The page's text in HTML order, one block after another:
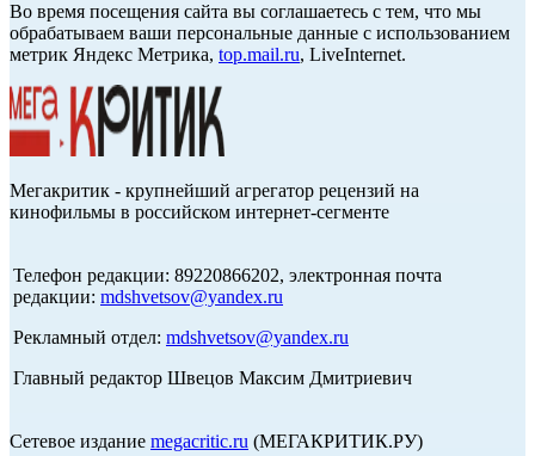
Во время посещения сайта вы соглашаетесь с тем, что мы
обрабатываем ваши персональные данные с использованием
метрик Яндекс Метрика, top.mail.ru, LiveInternet.
Мегакритик - крупнейший агрегатор рецензий на
кинофильмы в российском интернет-сегменте
Телефон редакции: 89220866202, электронная почта
редакции: mdshvetsov@yandex.ru
Рекламный отдел: mdshvetsov@yandex.ru
Главный редактор Швецов Максим Дмитриевич
Сетевое издание megacritic.ru (МЕГАКРИТИК.РУ)